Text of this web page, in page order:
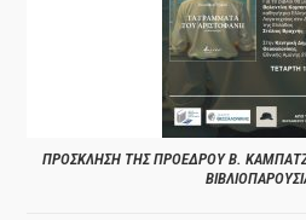
ΠΡΟΣΚΛΗΣΗ ΤΗΣ ΠΡΟΕΔΡΟΥ Β.